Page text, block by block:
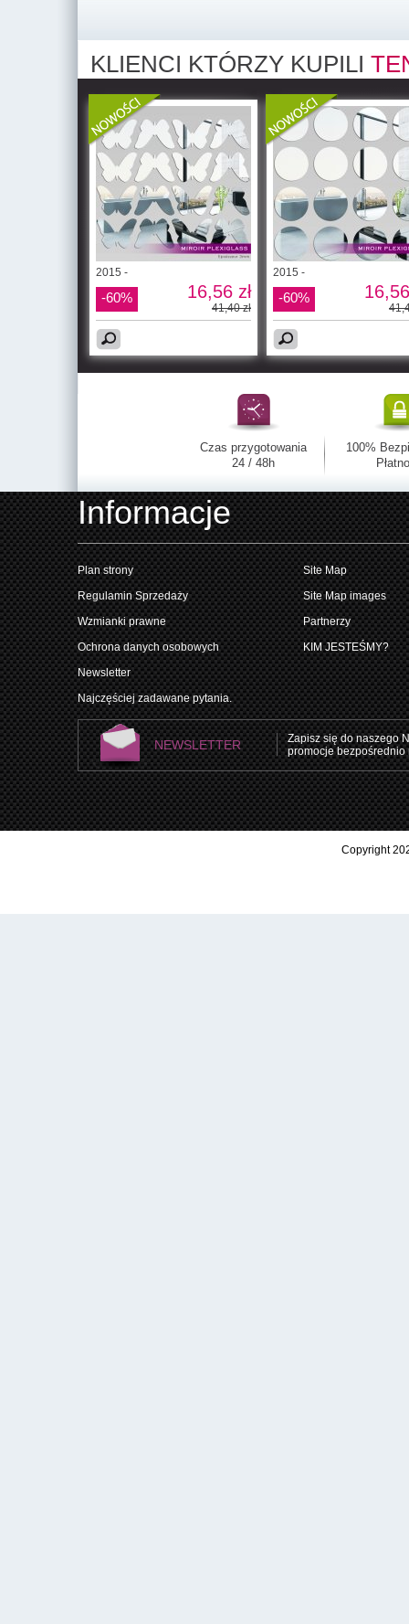
KLIENCI KTÓRZY KUPILI
2015 -
-60% 16,56 zł
41,40 zł
2015 -
-60%
Czas przygotowania
24 / 48h
100%
Informacje
Plan strony
Regulamin Sprzedaży
Wzmianki prawne
Ochrona danych osobowych
Newsletter
Najczęściej zadawane pytania.
Site Map
Site Map images
Partnerzy
KIM JESTEŚMY?
NEWSLETTER
Zapisz się do naszego
promocje bezpośrednio
Copyright